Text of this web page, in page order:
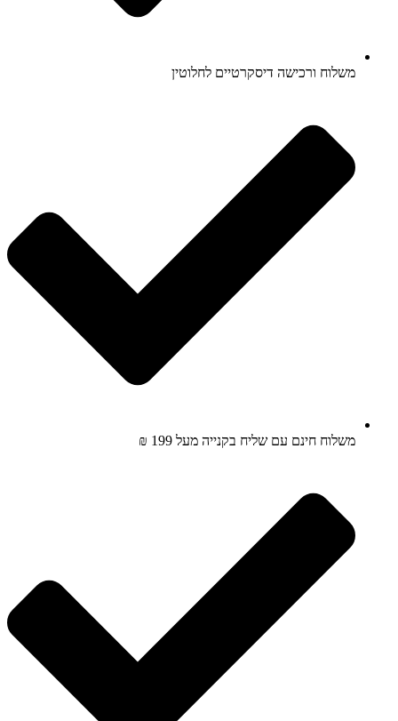
משלוח ורכישה דיסקרטיים לחלוטין
משלוח חינם עם שליח בקנייה מעל 199 ₪